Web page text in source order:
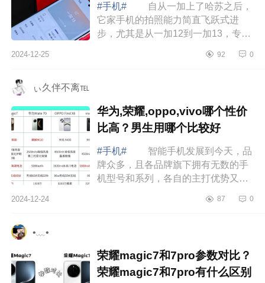
#手机#
自从一加上了哈苏之后，
它家手机的拍照能力简直飞跃式进
步，尤其是从一加12到一加13，专业
13参数配置如何？一加13是直屏还是
2024-12-25 92 0
ぃ久伴不离℡
华为,荣耀,oppo,vivo哪个性价
比高？男生用哪个比较好
#手机#
智能手机发展到今天，品
牌众多，且各品牌旗下拥有无数的手
机型号和系列，各自的主打优势又不
耀,oppo,vivo哪个性价比高？男生用哪
2024-12-24 87 0
•﹏•
荣耀magic7和7pro参数对比？
荣耀magic7和7pro有什么区别